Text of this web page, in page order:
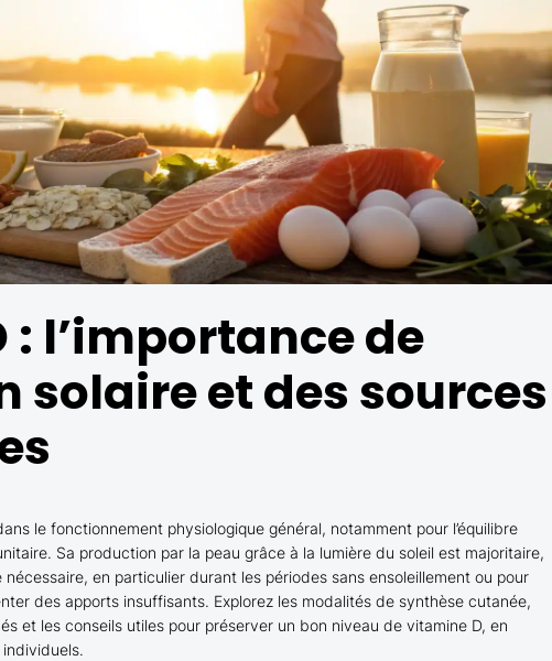
l’importance de
solaire et des sources
le fonctionnement physiologique général, notamment pour l’équilibre
Sa production par la peau grâce à la lumière du soleil est majoritaire,
en particulier durant les périodes sans ensoleillement ou pour
des apports insuffisants. Explorez les modalités de synthèse cutanée,
et les conseils utiles pour préserver un bon niveau de vitamine D, en